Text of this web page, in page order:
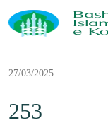
27/03/2025
253